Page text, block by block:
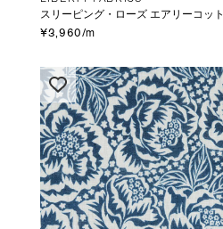
スリーピング・ローズ エアリーコット
¥3,960/m